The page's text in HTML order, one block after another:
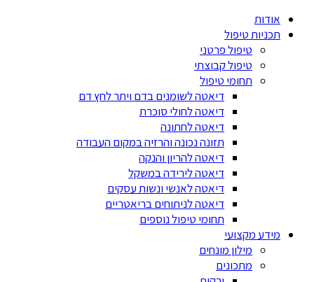
אודות
תכניות טיפול
טיפול פרטני
טיפול קבוצתי
תחומי טיפול
דיאטה לשומנים בדם ויתר לחץ דם
דיאטה לחולי סוכרת
דיאטה לחתונה
תזונה נכונה והרזיה במקום העבודה
דיאטה להריון והנקה
דיאטה לירידה במשקל
דיאטה לאנשי ונשות עסקים
דיאטה לניתוחים בריאטריים
תחומי טיפול נוספים
מידע מקצועי
מילון מונחים
מתכונים